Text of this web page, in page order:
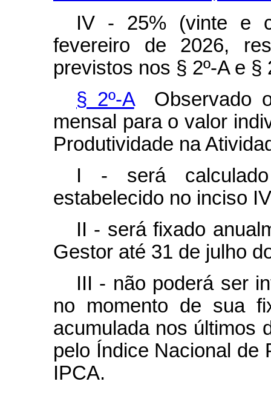
IV - 25% (vinte e
fevereiro de 2026,
previstos nos § 2º-A e §
§ 2º-AObservado o
mensal para o valor
Produtividade na
I - será
estabelecido no inciso
II - será fixado
Gestor até 31 de julho
III - não poderá ser
no momento de sua
acumulada nos últimos
pelo Índice Nacional de
IPCA.